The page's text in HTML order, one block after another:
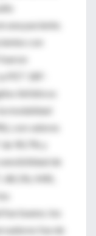
una paciente.
con
PET 18F-
linfáticos
modalidad
con valores
90.7% y
de
MRI,
bueno; los
fue de